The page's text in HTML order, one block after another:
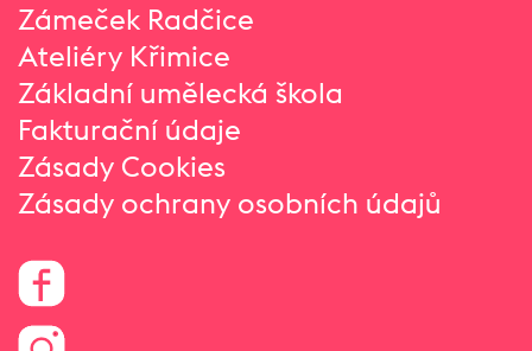
Zámeček Radčice
Ateliéry Křimice
Základní umělecká škola
Fakturační údaje
Zásady Cookies
Zásady ochrany osobních údajů